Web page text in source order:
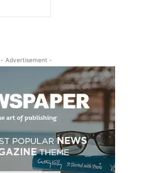
- Advertisement -